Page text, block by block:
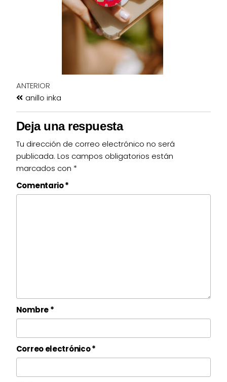
ANTERIOR
anillo inka
Deja una respuesta
Tu dirección de correo electrónico no será
publicada. Los campos obligatorios están
marcados con *
Comentario*
Nombre*
Correo electrónico*